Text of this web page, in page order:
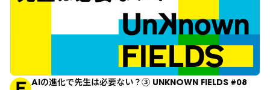
AIの進化で先生は必要ない？③ UNKNOWN FIELDS #08